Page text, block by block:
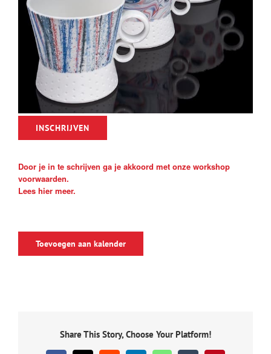
INSCHRIJVEN
Door je in te schrijven ga je akkoord met onze workshop
voorwaarden.
Lees hier meer.
Toevoegen aan kalender
Share This Story, Choose Your Platform!